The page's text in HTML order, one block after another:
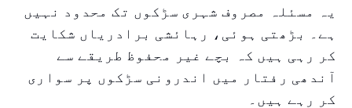
یہ مسئلہ مصروف شہری سڑکوں تک محدود نہیں
ہے۔ بڑھتی ہوئی، رہائشی برادریاں شکایت
کر رہی ہیں کہ بچے غیر محفوظ طریقے سے
آندھی رفتار میں اندرونی سڑکوں پر سواری
کر رہے ہیں۔